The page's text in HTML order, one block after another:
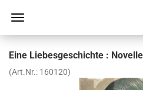
Eine Lie­bes­ge­schich­te :
(Art.Nr.: 160120)